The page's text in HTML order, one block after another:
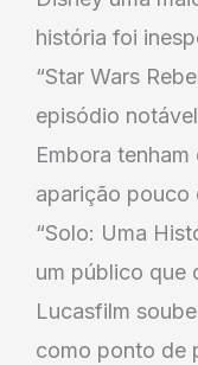
história foi
“Star Wars
episódio
Embora
aparição pouco
“Solo: Uma
um público que
Lucasfilm
como ponto de